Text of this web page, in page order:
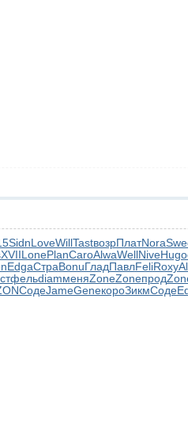
SidnLoveWillTastвозрПлатNora
XVIILonePlanCaroAlwaWellNiveHugo
EdgaСтраBonuГладПавлFeliRoxy
фельdiamменяZoneZoneпрод
СодеJameGeneкороЗикмСоде